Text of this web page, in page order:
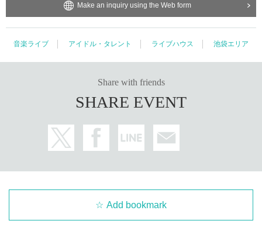
[About receiving products]
* Products will be picked up at the store after the evening of Month Day (Tue).
Hours: flat Day 17 am to 20 pm Sat Day holiday Day 11:00 to 19
* If you wish to have it delivered, we will deliver it sequentially from Day (Ship
* The product will be reserved until Month 10 Day Year (Mon).
hat case, please note that the price will not be refunded.
★ 1 sheet award ticket: Individual 60-second talk
* Can be put together
de or with your smartphone.
* When using a smartphone at a privilege party, please turn off the video sho
Make an inquiry using the Web form
音楽ライブ アイドル・タレント ライブハウス 池袋エリア
Share with friends
SHARE EVENT
Add bookmark